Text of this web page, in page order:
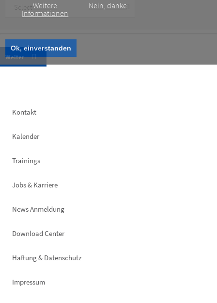
Weitere
Informationen
Nein, danke
Ok, einverstanden
Type
Footer
Kontakt
Kalender
Trainings
Jobs & Karriere
News Anmeldung
Footer
Download Center
Haftung & Datenschutz
Impressum